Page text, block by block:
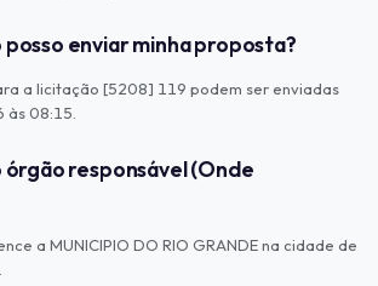
enviar minha proposta?
a licitação [5208] 119 podem ser enviadas
08:15.
responsável (Onde
a MUNICIPIO DO RIO GRANDE na cidade de